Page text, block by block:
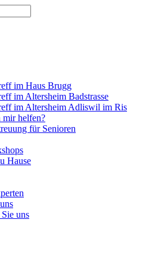
im Haus Brugg
im Altersheim Badstrasse
im Altersheim Adliswil im Ris
mir helfen?
für Senioren
Hause
uns